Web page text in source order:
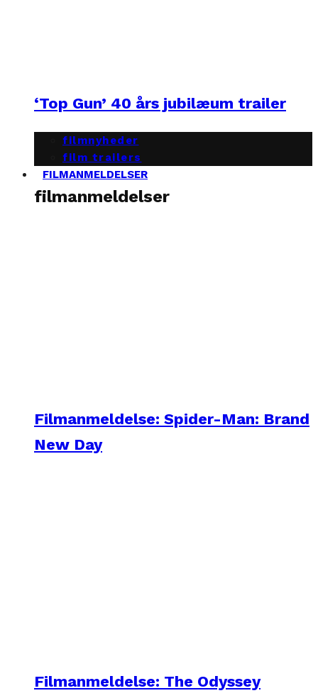
‘Top Gun’ 40 års jubilæum trailer
filmnyheder
film trailers
FILMANMELDELSER
filmanmeldelser
Filmanmeldelse: Spider-Man: Brand
New Day
Filmanmeldelse: The Odyssey